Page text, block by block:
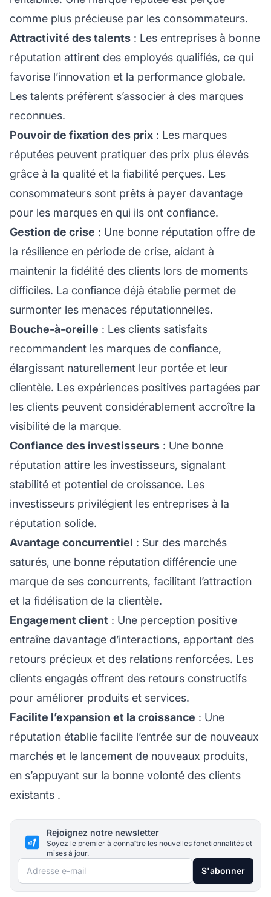
comme plus précieuse par les consommateurs.
Attractivité des talents : Les entreprises à bonne
réputation attirent des employés qualifiés, ce qui
favorise l’innovation et la performance globale.
Les talents préfèrent s’associer à des marques
reconnues.
Pouvoir de fixation des prix : Les marques
réputées peuvent pratiquer des prix plus élevés
grâce à la qualité et la fiabilité perçues. Les
consommateurs sont prêts à payer davantage
pour les marques en qui ils ont confiance.
Gestion de crise : Une bonne réputation offre de
la résilience en période de crise, aidant à
maintenir la fidélité des clients lors de moments
difficiles. La confiance déjà établie permet de
surmonter les menaces réputationnelles.
Bouche-à-oreille : Les clients satisfaits
recommandent les marques de confiance,
élargissant naturellement leur portée et leur
clientèle. Les expériences positives partagées par
les clients peuvent considérablement accroître la
visibilité de la marque.
Confiance des investisseurs : Une bonne
réputation attire les investisseurs, signalant
stabilité et potentiel de croissance. Les
investisseurs privilégient les entreprises à la
réputation solide.
Avantage concurrentiel : Sur des marchés
saturés, une bonne réputation différencie une
marque de ses concurrents, facilitant l’attraction
et la fidélisation de la clientèle.
Engagement client : Une perception positive
entraîne davantage d’interactions, apportant des
retours précieux et des relations renforcées. Les
clients engagés offrent des retours constructifs
pour améliorer produits et services.
Facilite l’expansion et la croissance : Une
réputation établie facilite l’entrée sur de nouveaux
marchés et le lancement de nouveaux produits,
en s’appuyant sur la bonne volonté des clients
existants .
Rejoignez notre newsletter
Soyez le premier à connaître les nouvelles fonctionnalités et
mises à jour.
Adresse e-mail S'abonner